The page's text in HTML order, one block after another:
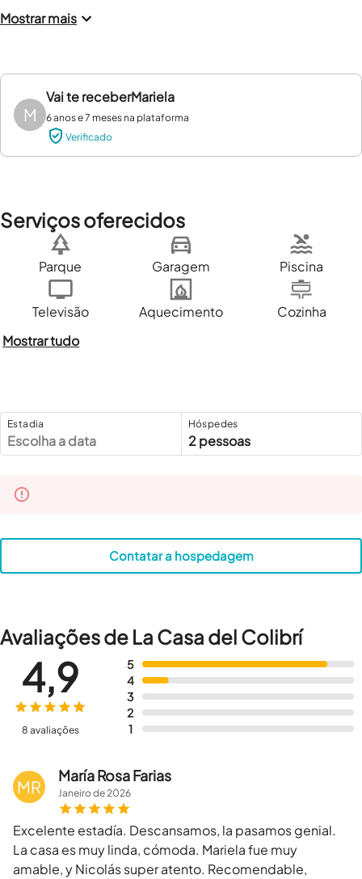
Mostrar mais
M
Vai te receberMariela
6 anos e 7 meses na plataforma
Verificado
Serviços oferecidos
Parque Garagem Piscina
Televisão Aquecimento
Cozinha
Mostrar tudo
Estadia
Escolha a data
Hóspedes
2 pessoas
Contatar a hospedagem
Avaliações de La Casa del Colibrí
5
4
3
2
1
4,9
8 avaliações
MR
María Rosa Farias
Janeirode2026
Excelente estadía. Descansamos, la pasamos genial.
La casa es muy linda, cómoda. Mariela fue muy
amable, y Nicolás super atento. Recomendable,